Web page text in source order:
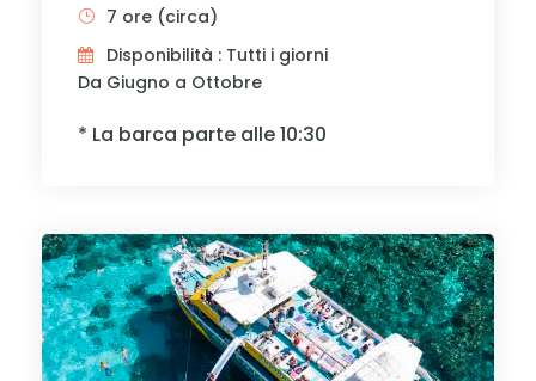
7 ore (circa)
Disponibilità : Tutti i giorni
Da Giugno a Ottobre
* La barca parte alle 10:30